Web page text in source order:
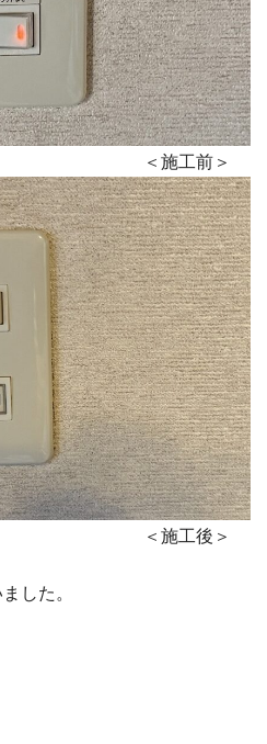
前＞
後＞
した。